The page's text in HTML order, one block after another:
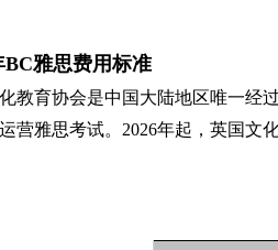
BC雅思费用标准
教育协会是中国大陆地区唯一经
营雅思考试。2026年起，英国文